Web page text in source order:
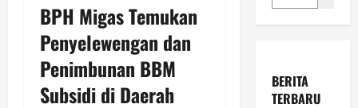
BPH Migas Temukan
Penyelewengan dan
Penimbunan BBM
Subsidi di Daerah
BERITA
TERBARU